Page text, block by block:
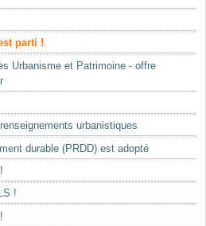
parti !
Urbanisme et Patrimoine - offre
urbanistiques
durable (PRDD) est adopté
!